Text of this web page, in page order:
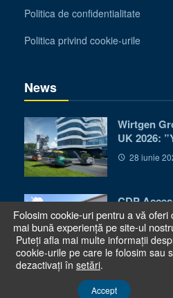
Politica de confidentialitate
Politica privind cookie-urile
News
Wirtgen
UK 2026:
28 iunie
CDP
50 de
24 iunie
Folosim cookie-uri pentru a vă oferi
mai bună experiență pe site-ul
Puteți afla mai multe informații
cookie-urile pe care le folosim sau
dezactivați în setări.
Accept